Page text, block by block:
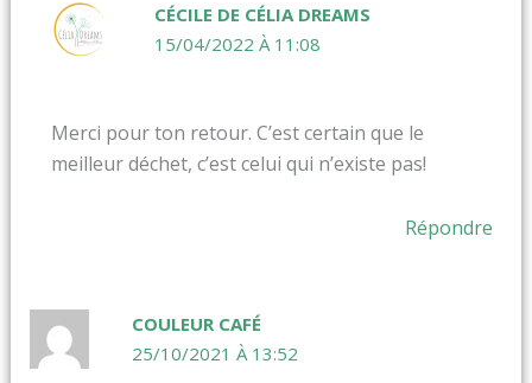
CÉCILE DE CÉLIA DREAMS
15/04/2022 À 11:08
Merci pour ton retour. C’est certain que le
meilleur déchet, c’est celui qui n’existe pas!
Répondre
COULEUR CAFÉ
25/10/2021 À 13:52